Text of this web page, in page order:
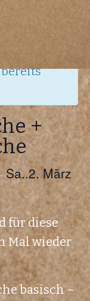
+
Sa..2. März
für diese
Mal wieder
basisch –